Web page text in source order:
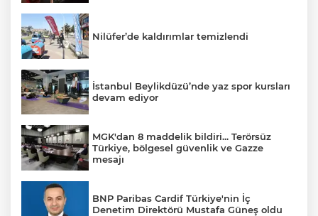
Nilüfer’de kaldırımlar temizlendi
İstanbul Beylikdüzü’nde yaz spor kursları
devam ediyor
MGK'dan 8 maddelik bildiri... Terörsüz
Türkiye, bölgesel güvenlik ve Gazze
mesajı
BNP Paribas Cardif Türkiye'nin İç
Denetim Direktörü Mustafa Güneş oldu